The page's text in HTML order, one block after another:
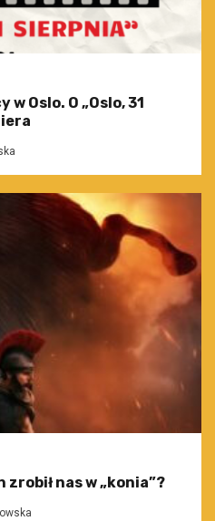
Oslo. O „Oslo, 31
nas w „konia”?